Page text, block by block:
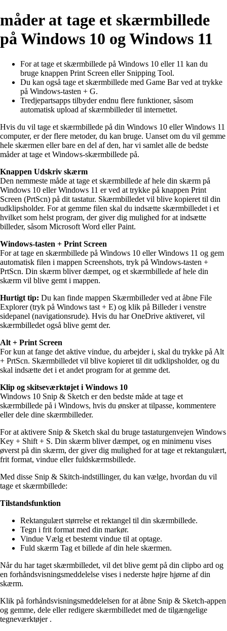
måder at tage et skærmbillede
på Windows 10 og Windows 11
For at tage et skærmbillede på Windows 10 eller 11 kan du
bruge knappen Print Screen eller Snipping Tool.
Du kan også tage et skærmbillede med Game Bar ved at trykke
på Windows-tasten + G.
Tredjepartsapps tilbyder endnu flere funktioner, såsom
automatisk upload af skærmbilleder til internettet.
Hvis du vil tage et skærmbillede på din Windows 10 eller Windows 11
computer, er der flere metoder, du kan bruge. Uanset om du vil gemme
hele skærmen eller bare en del af den, har vi samlet alle de bedste
måder at tage et Windows-skærmbillede på.
Knappen Udskriv skærm
Den nemmeste måde at tage et skærmbillede af hele din skærm på
Windows 10 eller Windows 11 er ved at trykke på knappen Print
Screen (PrtScn) på dit tastatur. Skærmbilledet vil blive kopieret til din
udklipsholder. For at gemme filen skal du indsætte skærmbilledet i et
hvilket som helst program, der giver dig mulighed for at indsætte
billeder, såsom Microsoft Word eller Paint.
Windows-tasten + Print Screen
For at tage en skærmbillede på Windows 10 eller Windows 11 og gem
automatisk filen i mappen Screenshots, tryk på Windows-tasten +
PrtScn. Din skærm bliver dæmpet, og et skærmbillede af hele din
skærm vil blive gemt i mappen.
Hurtigt tip: Du kan finde mappen Skærmbilleder ved at åbne File
Explorer (tryk på Windows tast + E) og klik på Billeder i venstre
sidepanel (navigationsrude). Hvis du har OneDrive aktiveret, vil
skærmbilledet også blive gemt der.
Alt + Print Screen
For kun at fange det aktive vindue, du arbejder i, skal du trykke på Alt
+ PrtScn. Skærmbilledet vil blive kopieret til dit udklipsholder, og du
skal indsætte det i et andet program for at gemme det.
Klip og skitseværktøjet i Windows 10
Windows 10 Snip & Sketch er den bedste måde at tage et
skærmbillede på i Windows, hvis du ønsker at tilpasse, kommentere
eller dele dine skærmbilleder.
For at aktivere Snip & Sketch skal du bruge tastaturgenvejen Windows
Key + Shift + S. Din skærm bliver dæmpet, og en minimenu vises
øverst på din skærm, der giver dig mulighed for at tage et rektangulært,
frit format, vindue eller fuldskærmsbillede.
Med disse Snip & Skitch-indstillinger, du kan vælge, hvordan du vil
tage et skærmbillede:
Tilstandsfunktion
Rektangulært størrelse et rektangel til din skærmbillede.
Tegn i frit format med din markør.
Vindue Vælg et bestemt vindue til at optage.
Fuld skærm Tag et billede af din hele skærmen.
Når du har taget skærmbilledet, vil det blive gemt på din clipbo ard og
en forhåndsvisningsmeddelelse vises i nederste højre hjørne af din
skærm.
Klik på forhåndsvisningsmeddelelsen for at åbne Snip & Sketch-appen
og gemme, dele eller redigere skærmbilledet med de tilgængelige
tegneværktøjer .